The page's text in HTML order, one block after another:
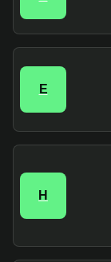
E
H